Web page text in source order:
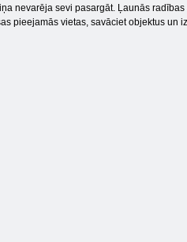
nevarēja sevi pasargāt. Ļaunās
pieejamās vietas, savāciet objektus un